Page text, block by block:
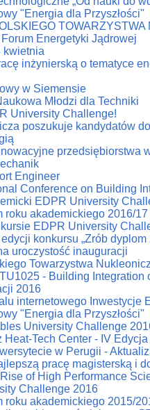
"Energia dla Przyszłości"
Forum Energetyki Jądrowej
kwietnia
inżynierską o tematyce
w Siemensie
Młodzi dla Techniki
University Challenge!
poszukuje kandydatów
przedsiębiorstwa
Engineer
Conference on Building
EDPR University
roku akademickiego 2016/17
EDPR University
konkursu „Zrób dyplom
uroczystość inauguracji
Towarzystwa
- Building Integration
2016
internetowego Inwestycje
"Energia dla Przyszłości"
University Challenge
Heat-Tech Center - IV
w Perugii -
pracę magisterską i
of High Performance
Challenge 2016
roku akademickiego 2015/